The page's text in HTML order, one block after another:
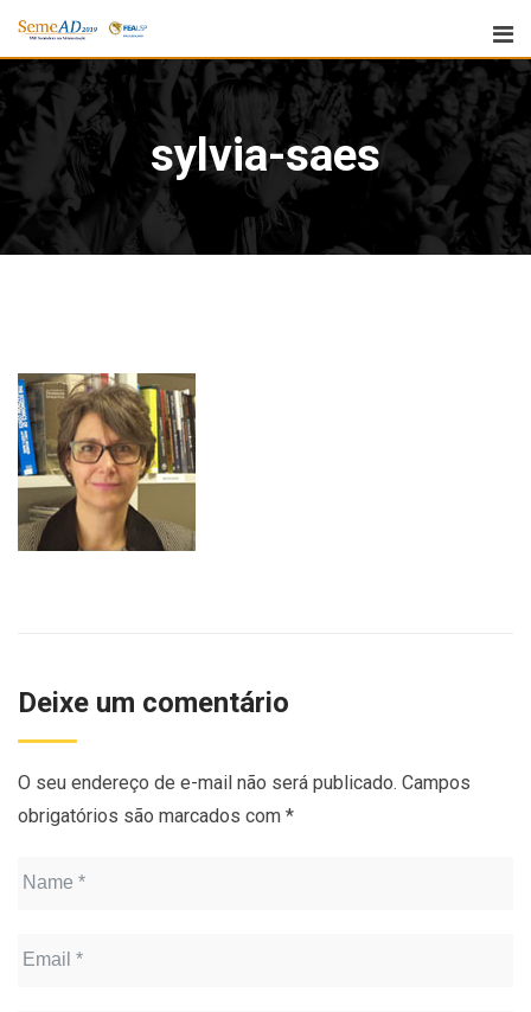
sylvia-saes
Deixe um comentário
O seu endereço de e-mail não será publicado. Campos
obrigatórios são marcados com *